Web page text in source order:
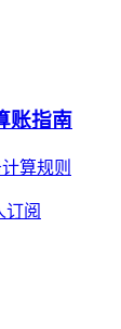
账指南
算规则
订阅